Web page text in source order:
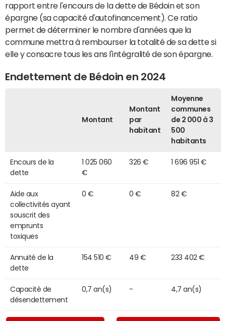
rapport entre l'encours de la dette de Bédoin et son
épargne (sa capacité d'autofinancement). Ce ratio
permet de déterminer le nombre d'années que la
commune mettra à rembourser la totalité de sa dette si
elle y consacre tous les ans l'intégralité de son épargne.
Endettement de Bédoin en 2024
Montant
Montant
par
habitant
Moyenne
communes
de 2 000 à 3
500
habitants
Encours de la
dette
1 025 060
€
326 € 1 696 951 €
Aide aux
collectivités ayant
souscrit des
emprunts
toxiques
0 € 0 € 82 €
Annuité de la
dette
154 510 € 49 € 233 402 €
Capacité de
désendettement
0,7 an(s) - 4,7 an(s)